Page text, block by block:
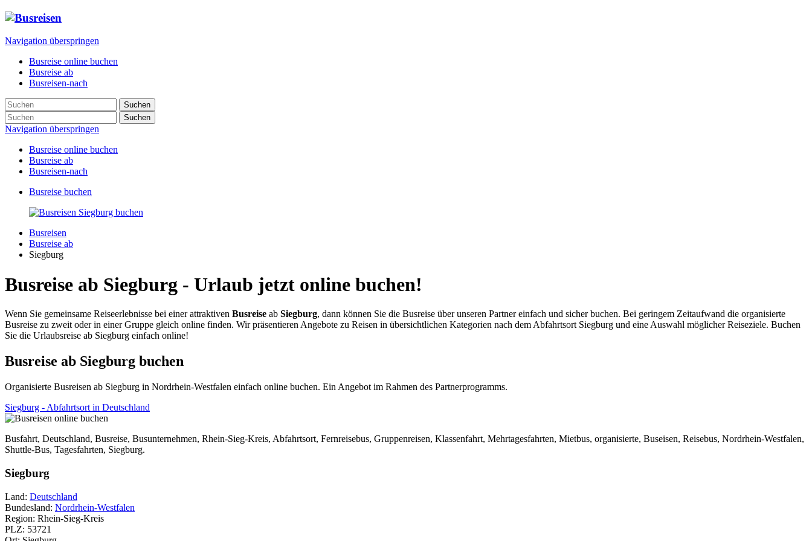
Navigation überspringen
Busreise online buchen
Busreise ab
Busreisen-nach
Suchen
Suchen
Navigation überspringen
Busreise online buchen
Busreise ab
Busreisen-nach
Busreise buchen
Busreisen
Busreise ab
Siegburg
Busreise ab Siegburg - Urlaub jetzt online buchen!
Wenn Sie gemeinsame Reiseerlebnisse bei einer attraktiven Busreise ab Siegburg, dann können Sie die Busreise über unseren Partner einfach und sicher buchen. Bei geringem Zeitaufwand die organisierte
Busreise zu zweit oder in einer Gruppe gleich online finden. Wir präsentieren Angebote zu Reisen in übersichtlichen Kategorien nach dem Abfahrtsort Siegburg und eine Auswahl möglicher Reiseziele. Buchen
Sie die Urlaubsreise ab Siegburg einfach online!
Busreise ab Siegburg buchen
Organisierte Busreisen ab Siegburg in Nordrhein-Westfalen einfach online buchen. Ein Angebot im Rahmen des Partnerprogramms.
Siegburg - Abfahrtsort in Deutschland
Busfahrt, Deutschland, Busreise, Busunternehmen, Rhein-Sieg-Kreis, Abfahrtsort, Fernreisebus, Gruppenreisen, Klassenfahrt, Mehrtagesfahrten, Mietbus, organisierte, Buseisen, Reisebus, Nordrhein-Westfalen,
Shuttle-Bus, Tagesfahrten, Siegburg.
Siegburg
Land: Deutschland
Bundesland: Nordrhein-Westfalen
Region: Rhein-Sieg-Kreis
PLZ: 53721